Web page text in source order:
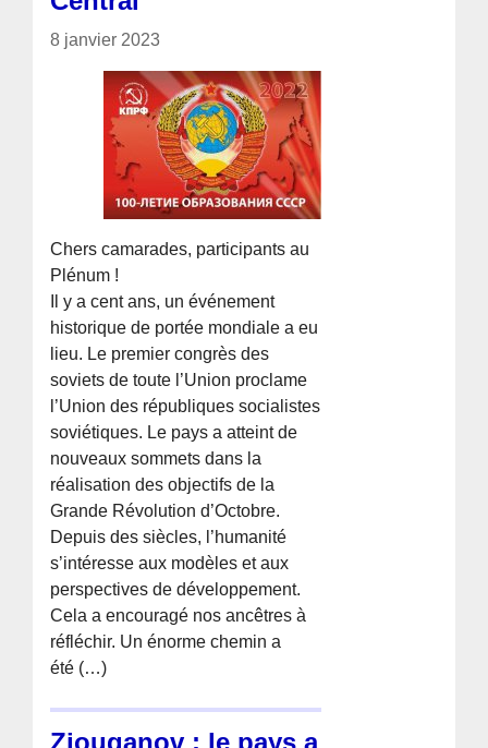
8 janvier 2023
Chers camarades, participants au
Plénum !
Il y a cent ans, un événement
historique de portée mondiale a eu
lieu. Le premier congrès des
soviets de toute l’Union proclame
l’Union des républiques socialistes
soviétiques. Le pays a atteint de
nouveaux sommets dans la
réalisation des objectifs de la
Grande Révolution d’Octobre.
Depuis des siècles, l’humanité
s’intéresse aux modèles et aux
perspectives de développement.
Cela a encouragé nos ancêtres à
réfléchir. Un énorme chemin a
été (…)
Ziouganov : le pays a